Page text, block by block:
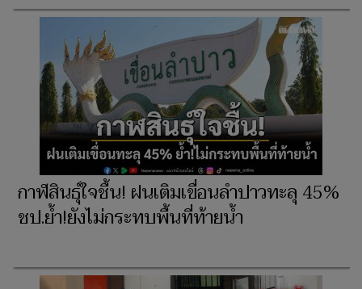
กาฬสินธุ์ใจชื้น! ฝนเติมเขื่อนลำปาวทะลุ 45%
ชป.ย้ำ!ยังไม่กระทบพื้นที่ท้ายน้ำ